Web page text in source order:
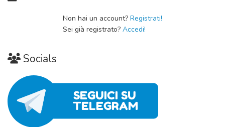
Non hai un account? Registrati!
Sei già registrato? Accedi!
Socials